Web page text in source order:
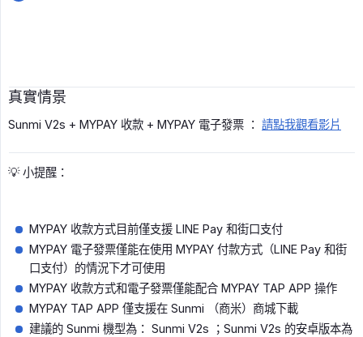
真實情景
Sunmi V2s + MYPAY 收款 + MYPAY 電子發票 ： 請點我觀看影片
💡 小提醒：
MYPAY 收款方式目前僅支援 LINE Pay 和街口支付
MYPAY 電子發票僅能在使用 MYPAY 付款方式（LINE Pay 和街
口支付）的情況下才可使用
MYPAY 收款方式和電子發票僅能配合 MYPAY TAP APP 操作
MYPAY TAP APP 僅支援在 Sunmi （商米）商城下載
建議的 Sunmi 機型為： Sunmi V2s ；Sunmi V2s 的安卓版本為